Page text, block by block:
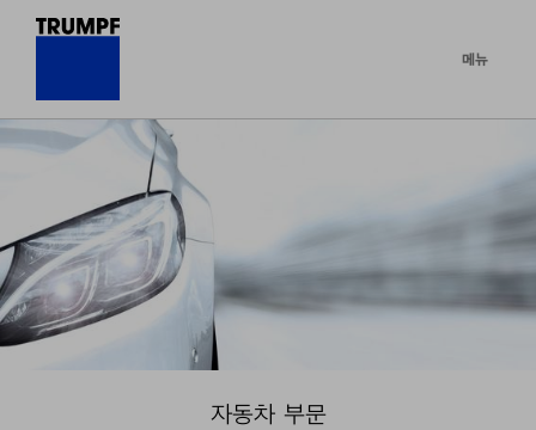
메뉴
자동차 부문